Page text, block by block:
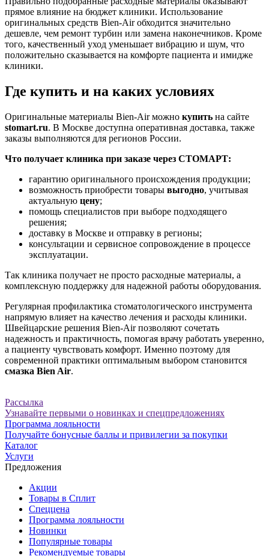
прямое влияние на бюджет клиники. Использование
оригинальных средств Bien-Air обходится значительно
дешевле, чем ремонт турбин или замена наконечников. Кроме
того, качественный уход уменьшает вибрацию и шум, что
положительно сказывается на комфорте пациента и имидже
клиники.
Где купить и на каких условиях
Оригинальные материалы Bien-Air можно купить на сайте
stomart.ru. В Москве доступна оперативная доставка, также
заказы выполняются для регионов России.
Что получает клиника при заказе через СТОМАРТ:
гарантию оригинального происхождения продукции;
возможность приобрести товары выгодно, учитывая
актуальную цену;
помощь специалистов при выборе подходящего
решения;
доставку в Москве и отправку в регионы;
консультации и сервисное сопровождение в процессе
эксплуатации.
Так клиника получает не просто расходные материалы, а
комплексную поддержку для надежной работы оборудования.
Регулярная профилактика стоматологического инструмента
напрямую влияет на качество лечения и расходы клиники.
Швейцарские решения Bien-Air позволяют сочетать
надежность и практичность, помогая врачу работать уверенно,
а пациенту чувствовать комфорт. Именно поэтому для
современной практики оптимальным выбором становится
смазка Bien Air.
Рассылка
Узнавайте первыми о новинках и спецпредложениях
Программа лояльности
Получайте бонусные баллы и привилегии за покупки
Каталог
Услуги
Предложения
Акции
Товары в Сплит
Спеццена
Программа лояльности
Новинки
Популярные товары
Рекомендуемые товары